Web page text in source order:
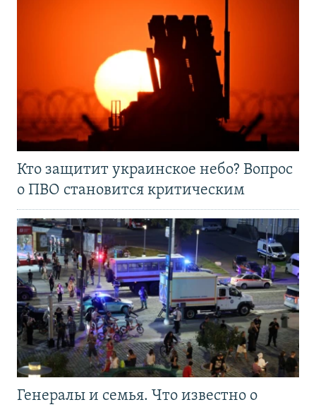
Кто защитит украинское небо? Вопрос
о ПВО становится критическим
Генералы и семья. Что известно о